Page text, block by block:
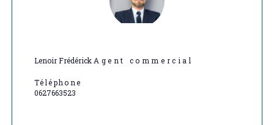
Lenoir Frédérick Agent commercial
Téléphone
0627663523